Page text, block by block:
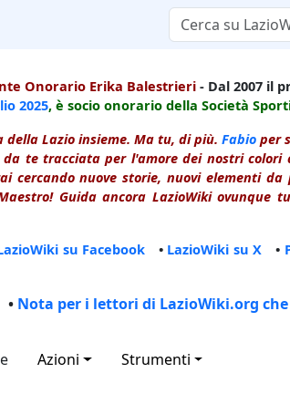
Onorario Erika Balestrieri - Dal 2007 il
2025, è socio onorario della Società
Lazio insieme. Ma tu, di più. Fabio per
te tracciata per l'amore dei nostri
cercando nuove storie, nuovi elementi
Guida ancora LazioWiki
su Facebook • LazioWiki su X •
• Nota per i lettori di LazioWiki.org
Azioni Strumenti